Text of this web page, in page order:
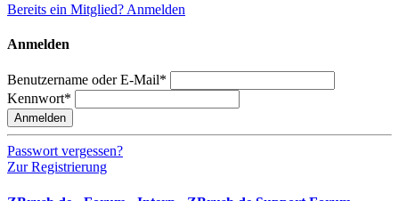
Bereits ein Mitglied? Anmelden
Anmelden
Benutzername oder E-Mail*
Kennwort*
Anmelden
Passwort vergessen?
Zur Registrierung